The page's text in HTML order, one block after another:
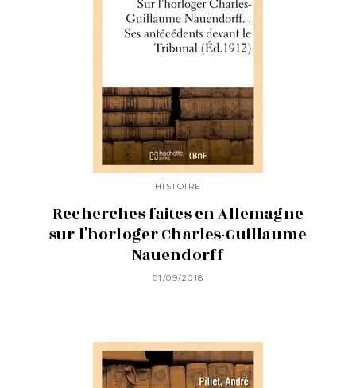
HISTOIRE
Recherches faites en Allemagne
sur l'horloger Charles-Guillaume
Nauendorff
01/09/2018